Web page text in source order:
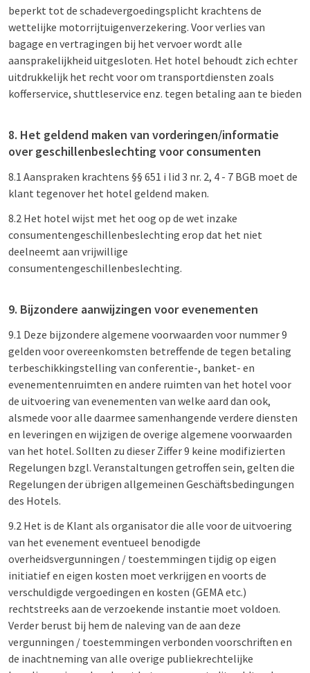
beperkt tot de schadevergoedingsplicht krachtens de
wettelijke motorrijtuigenverzekering. Voor verlies van
bagage en vertragingen bij het vervoer wordt alle
aansprakelijkheid uitgesloten. Het hotel behoudt zich echter
uitdrukkelijk het recht voor om transportdiensten zoals
kofferservice, shuttleservice enz. tegen betaling aan te bieden
8. Het geldend maken van vorderingen/informatie
over geschillenbeslechting voor consumenten
8.1 Aanspraken krachtens §§ 651 i lid 3 nr. 2, 4 - 7 BGB moet de
klant tegenover het hotel geldend maken.
8.2 Het hotel wijst met het oog op de wet inzake
consumentengeschillenbeslechting erop dat het niet
deelneemt aan vrijwillige
consumentengeschillenbeslechting.
9. Bijzondere aanwijzingen voor evenementen
9.1 Deze bijzondere algemene voorwaarden voor nummer 9
gelden voor overeenkomsten betreffende de tegen betaling
terbeschikkingstelling van conferentie-, banket- en
evenementenruimten en andere ruimten van het hotel voor
de uitvoering van evenementen van welke aard dan ook,
alsmede voor alle daarmee samenhangende verdere diensten
en leveringen en wijzigen de overige algemene voorwaarden
van het hotel. Sollten zu dieser Ziffer 9 keine modifizierten
Regelungen bzgl. Veranstaltungen getroffen sein, gelten die
Regelungen der übrigen allgemeinen Geschäftsbedingungen
des Hotels.
9.2 Het is de Klant als organisator die alle voor de uitvoering
van het evenement eventueel benodigde
overheidsvergunningen / toestemmingen tijdig op eigen
initiatief en eigen kosten moet verkrijgen en voorts de
verschuldigde vergoedingen en kosten (GEMA etc.)
rechtstreeks aan de verzoekende instantie moet voldoen.
Verder berust bij hem de naleving van de aan deze
vergunningen / toestemmingen verbonden voorschriften en
de inachtneming van alle overige publiekrechtelijke